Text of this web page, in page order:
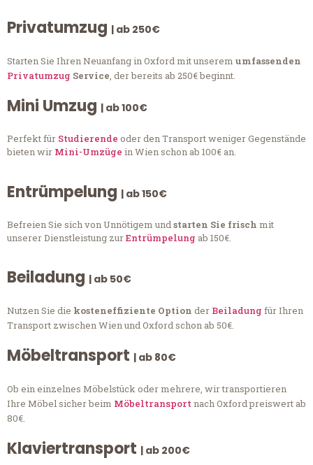
Privatumzug | ab 250€
Starten Sie Ihren Neuanfang in Oxford mit unserem umfassenden
Privatumzug Service, der bereits ab 250€ beginnt.
Mini Umzug | ab 100€
Perfekt für Studierende oder den Transport weniger Gegenstände
bieten wir Mini-Umzüge in Wien schon ab 100€ an.
Entrümpelung | ab 150€
Befreien Sie sich von Unnötigem undstarten Sie frisch mit
unserer Dienstleistung zurEntrümpelung ab 150€.
Beiladung | ab 50€
Nutzen Sie die kosteneffiziente Option der Beiladung für Ihren
Transport zwischen Wien und Oxford schon ab 50€.
Möbeltransport | ab 80€
Ob ein einzelnes Möbelstück oder mehrere, wir transportieren
Ihre Möbel sicher beim Möbeltransportnach Oxford preiswert ab
80€.
Klaviertransport | ab 200€